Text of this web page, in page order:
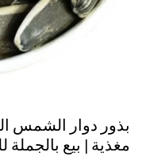
بذور دوار الشمس
مغذية | بيع